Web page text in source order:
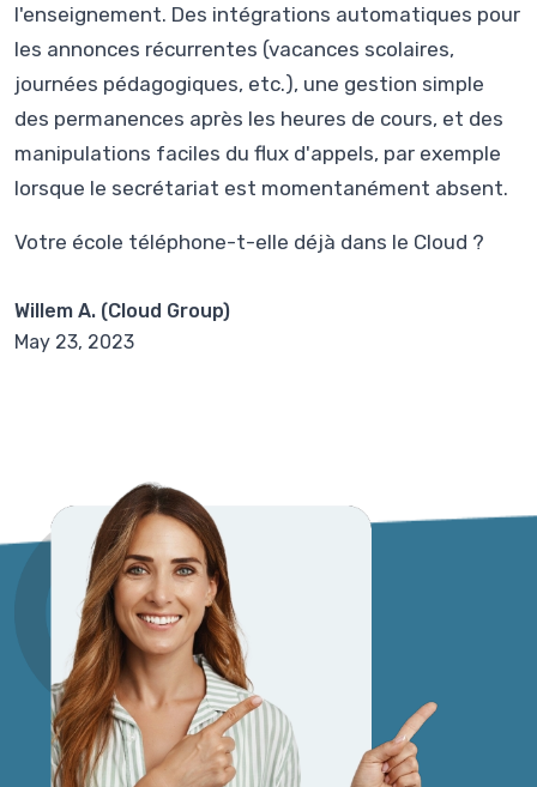
l'enseignement. Des intégrations automatiques pour
les annonces récurrentes (vacances scolaires,
journées pédagogiques, etc.), une gestion simple
des permanences après les heures de cours, et des
manipulations faciles du flux d'appels, par exemple
lorsque le secrétariat est momentanément absent.
Votre école téléphone-t-elle déjà dans le Cloud ?
Willem A. (Cloud Group)
May 23, 2023